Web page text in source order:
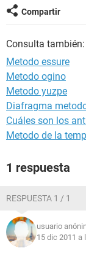
Compartir
Consulta también:
Metodo essure
Metodo ogino
Metodo yuzpe
Diafragma
Cuáles son los
Metodo de la
1 respuesta
RESPUESTA 1 / 1
usuario
15 dic 2011 a